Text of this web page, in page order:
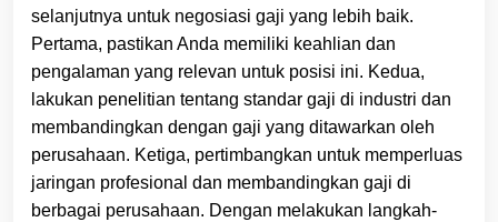
selanjutnya untuk negosiasi gaji yang lebih baik.
Pertama, pastikan Anda memiliki keahlian dan
pengalaman yang relevan untuk posisi ini. Kedua,
lakukan penelitian tentang standar gaji di industri dan
membandingkan dengan gaji yang ditawarkan oleh
perusahaan. Ketiga, pertimbangkan untuk memperluas
jaringan profesional dan membandingkan gaji di
berbagai perusahaan. Dengan melakukan langkah-